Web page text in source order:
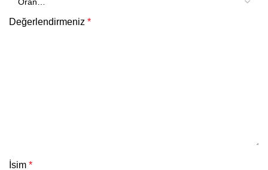
Değerlendirmeniz *
İsim *